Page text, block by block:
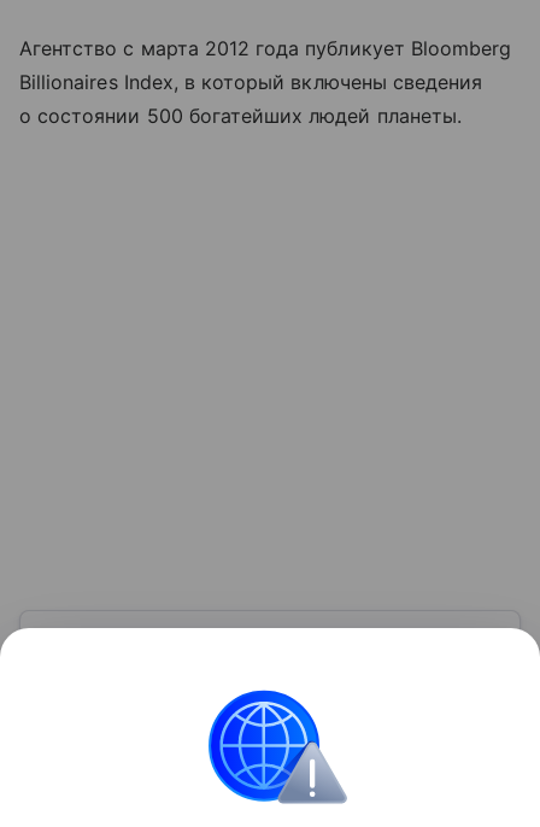
Агентство с марта 2012 года публикует Bloomberg
Billionaires Index, в который включены сведения
о состоянии 500 богатейших людей планеты.
инвестирования
В статье подробно расскажем о том, что такое
акции и как на них можно заработать.